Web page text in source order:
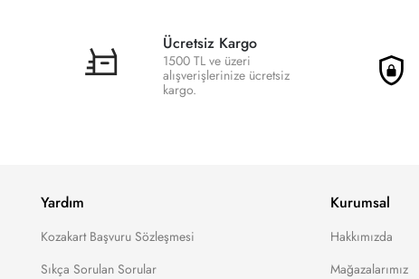
Ücretsiz Kargo
1500 TL ve üzeri
alışverişlerinize ücretsiz
kargo.
Yardım
Kozakart Başvuru Sözleşmesi
Sıkça Sorulan Sorular
Kurumsal
Hakkımızda
Mağazalarımız